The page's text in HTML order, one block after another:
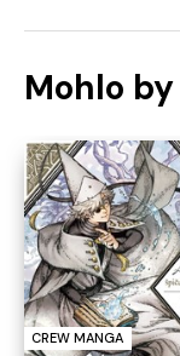
Mohlo
CREW MANGA